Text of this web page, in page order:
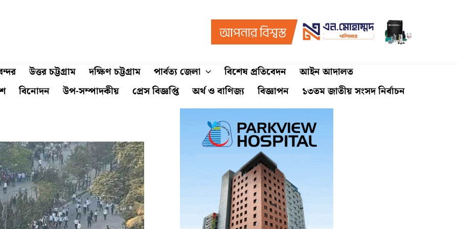
উত্তর চট্টগ্রাম দক্ষিণ চট্টগ্রাম পার্বত্য জেলা বিশেষ প্রতিবেদন
আইন আদালত
বিনোদন উপ-সম্পাদকীয় প্রেস বিজ্ঞপ্তি অর্থ ও বাণিজ্য বিজ্ঞাপন ১৩তম জাতীয় সংসদ নির্বাচন